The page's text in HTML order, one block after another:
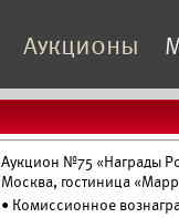
Аукционы
Аукцион №75 «Награды
Москва, гостиница
• Комиссионное